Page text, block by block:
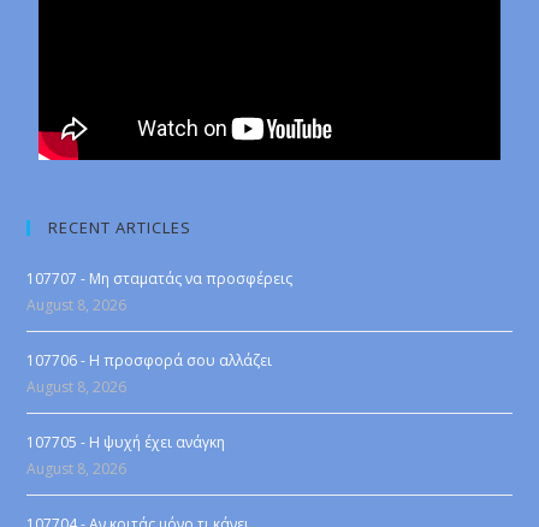
RECENT ARTICLES
107707 - Μη σταματάς να προσφέρεις
August 8, 2026
107706 - Η προσφορά σου αλλάζει
August 8, 2026
107705 - Η ψυχή έχει ανάγκη
August 8, 2026